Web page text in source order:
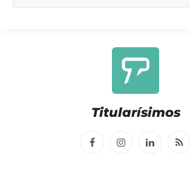
Titularísimos
FacebookInstagramLinkedInRSS